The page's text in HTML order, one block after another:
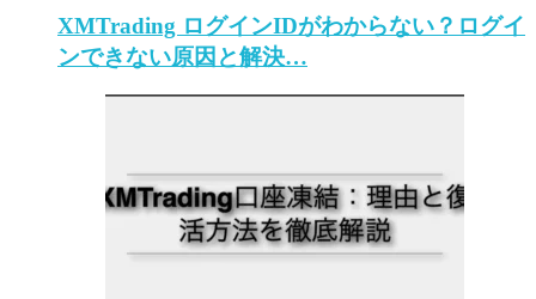
XMTrading ログインIDがわからない？ログイ
ンできない原因と解決…